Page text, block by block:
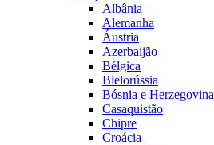
Albânia
Alemanha
Áustria
Azerbaijão
Bélgica
Bielorússia
Bósnia e Herzegovina
Casaquistão
Chipre
Croácia